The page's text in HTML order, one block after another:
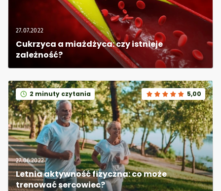
27.07.2022
Cukrzyca a miażdżyca: czy istnieje
zależność?
27.06.2022
Letnia aktywność fizyczna: co może
trenować sercowiec?
2 minuty czytania 5,00